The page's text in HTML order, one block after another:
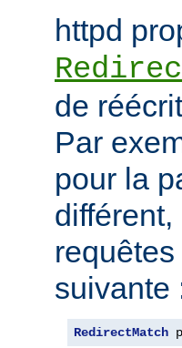
httpd
de
Par
pour la
suivante
RedirectMatch